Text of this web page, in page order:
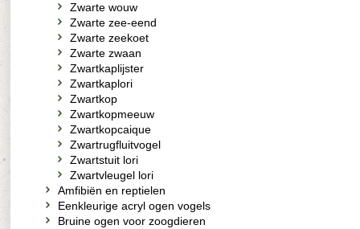
Zwarte wouw
Zwarte zee-eend
Zwarte zeekoet
Zwarte zwaan
Zwartkaplijster
Zwartkaplori
Zwartkop
Zwartkopmeeuw
Zwartkopcaique
Zwartrugfluitvogel
Zwartstuit lori
Zwartvleugel lori
Amfibiën en reptielen
Eenkleurige acryl ogen vogels
Bruine ogen voor zoogdieren